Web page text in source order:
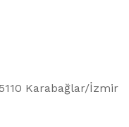
Karabağlar/İzmir